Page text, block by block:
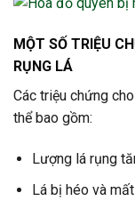
MỘT SỐ TRIỆU
RỤNG LÁ
Các triệu chứng
thể bao gồm:
Lượng lá rụng
Lá bị héo và